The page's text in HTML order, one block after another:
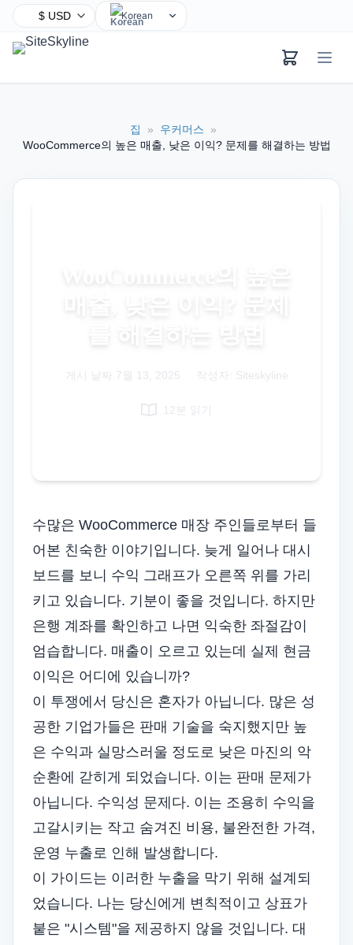
Korean
Arabic
Italian
Danish
집 » 우커머스
»
WooCommerce의 높은 매출, 낮은 이익? 문제를 해결하는 방법
매출, 낮은 이익? 문제
게시 날짜 7월 13, 2025 작성자: Siteskyline
12분 읽기
수많은 WooCommerce 매장 주인들로부터 들
어본 친숙한 이야기입니다. 늦게 일어나 대시
보드를 보니 수익 그래프가 오른쪽 위를 가리
키고 있습니다. 기분이 좋을 것입니다. 하지만
은행 계좌를 확인하고 나면 익숙한 좌절감이
엄습합니다. 매출이 오르고 있는데 실제 현금
이익은 어디에 있습니까?
이 투쟁에서 당신은 혼자가 아닙니다. 많은 성
공한 기업가들은 판매 기술을 숙지했지만 높
은 수익과 실망스러울 정도로 낮은 마진의 악
순환에 갇히게 되었습니다. 이는 판매 문제가
아닙니다. 수익성 문제다. 이는 조용히 수익을
고갈시키는 작고 숨겨진 비용, 불완전한 가격,
운영 누출로 인해 발생합니다.
이 가이드는 이러한 누출을 막기 위해 설계되
었습니다. 나는 당신에게 변칙적이고 상표가
붙은 "시스템"을 제공하지 않을 것입니다. 대